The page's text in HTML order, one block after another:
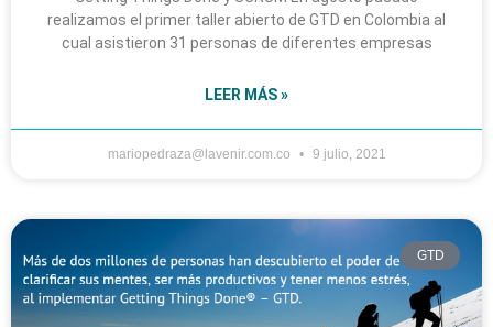
realizamos el primer taller abierto de GTD en Colombia al
cual asistieron 31 personas de diferentes empresas
LEER MÁS »
mariopedraza@lavenir.com.co 9 julio, 2021
GTD